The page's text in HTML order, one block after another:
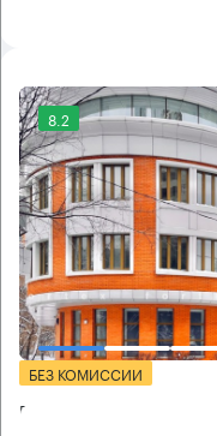
8.2
БЕЗ КОМИССИИ
Бизнес-центр